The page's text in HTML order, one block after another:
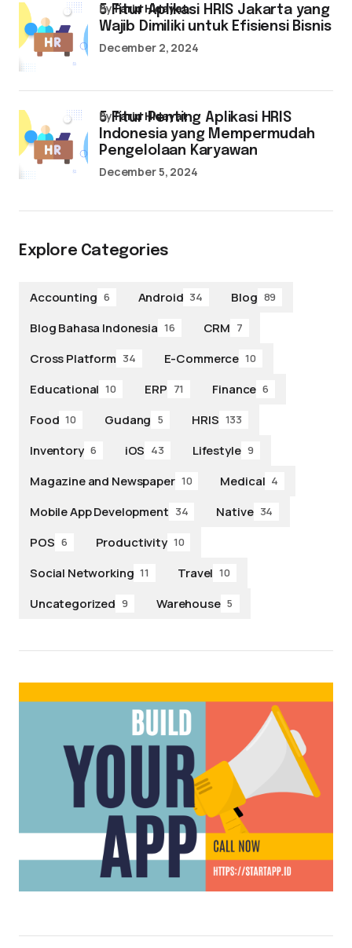
5 Fitur Aplikasi HRIS Jakarta yang
Wajib Dimiliki untuk Efisiensi Bisnis
byFarid Hidayat
December 2, 2024
5 Fitur Penting Aplikasi HRIS
Indonesia yang Mempermudah
Pengelolaan Karyawan
byFarid Hidayat
December 5, 2024
Explore Categories
Accounting 6 Android 34 Blog 89
Blog Bahasa Indonesia 16 CRM 7
Cross Platform 34 E-Commerce 10
Educational 10 ERP 71 Finance 6
Food 10 Gudang 5 HRIS 133
Inventory 6 iOS 43 Lifestyle 9
Magazine and Newspaper 10 Medical 4
Mobile App Development 34 Native 34
POS 6 Productivity 10
Social Networking 11 Travel 10
Uncategorized 9 Warehouse 5